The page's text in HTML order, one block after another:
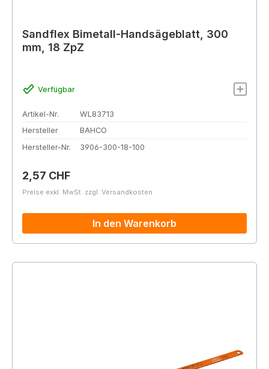
Sandflex Bimetall-Handsägeblatt, 300
mm, 18 ZpZ
Verfügbar
Artikel-Nr.
WL83713
Hersteller
BAHCO
Hersteller-Nr.
3906-300-18-100
Regulärer Preis:
2,57 CHF
Preise exkl. MwSt. zzgl. Versandkosten
In den Warenkorb